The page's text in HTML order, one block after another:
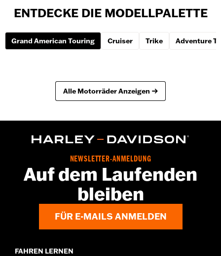
ENTDECKE DIE MODELLPALETTE
Grand American Touring Cruiser Trike Adventure
Alle Motorräder Anzeigen
NEWSLETTER-ANMELDUNG
Auf dem Laufenden
bleiben
FÜR E-MAILS ANMELDEN
FAHREN LERNEN